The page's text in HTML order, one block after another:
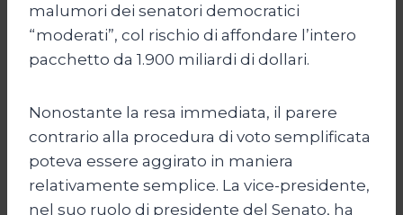
malumori dei senatori democratici
“moderati”, col rischio di affondare l’intero
pacchetto da 1.900 miliardi di dollari.
Nonostante la resa immediata, il parere
contrario alla procedura di voto semplificata
poteva essere aggirato in maniera
relativamente semplice. La vice-presidente,
nel suo ruolo di presidente del Senato, ha